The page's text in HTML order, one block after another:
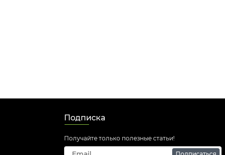
Подписка
Получайте только полезные статьи!